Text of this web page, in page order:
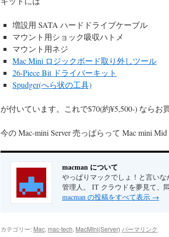
増設用 SATA ハードドライブケーブル
マウント用ショック吸収ハトメ
マウント用ネジ
Mac Mini ロジックボード取り外しツール
26-Piece Bit ドライバーキット
Spudger(へら状の工具)
が付いています。これで$70(約¥5,500-) ならお
今の Mac-mini Server 売っぱらって Mac mini
macman について
やっぱりマックでしょ！と言い
管理人。 IT クラウドを夢見て、
macman の投稿をすべて表示 →
カテゴリー: Mac, mac-tech, MacMIni(Server) パーマリンク